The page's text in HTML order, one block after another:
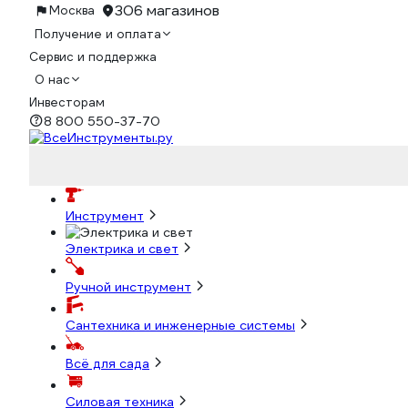
Москва 306 магазинов
Получение и оплата
Сервис и поддержка
О нас
Инвесторам
8 800 550-37-70
Инструмент
Электрика и свет
Ручной инструмент
Сантехника и инженерные системы
Всё для сада
Силовая техника